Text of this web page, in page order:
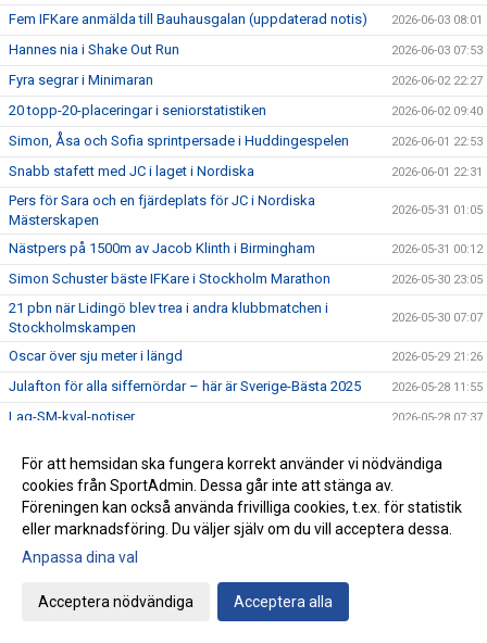
Fem IFKare anmälda till Bauhausgalan (uppdaterad notis) 2026-06-03 08:01
Hannes nia i Shake Out Run 2026-06-03 07:53
Fyra segrar i Minimaran 2026-06-02 22:27
20 topp-20-placeringar i seniorstatistiken 2026-06-02 09:40
Simon, Åsa och Sofia sprintpersade i Huddingespelen 2026-06-01 22:53
Snabb stafett med JC i laget i Nordiska 2026-06-01 22:31
Pers för Sara och en fjärdeplats för JC i Nordiska
Mästerskapen
2026-05-31 01:05
Nästpers på 1500m av Jacob Klinth i Birmingham 2026-05-31 00:12
Simon Schuster bäste IFKare i Stockholm Marathon 2026-05-30 23:05
21 pbn när Lidingö blev trea i andra klubbmatchen i
Stockholmskampen
2026-05-30 07:07
Oscar över sju meter i längd 2026-05-29 21:26
Julafton för alla siffernördar – här är Sverige-Bästa 2025 2026-05-28 11:55
Lag-SM-kval-notiser 2026-05-28 07:37
Sara gör landslagsdebut som 39-åring
Lag-SM-kvalet: Dubbla veteranrekord 2026-05-26 14:34
Malte vann Ljungby Mångkamp 2026-05-25 17:35
Sebbe bästa svensk och Grace bästa kvinna i Spåret
Dubbelt Lidingö i topp i Å-varvet
För att hemsidan ska fungera korrekt använder vi nödvändiga
cookies från SportAdmin. Dessa går inte att stänga av.
Föreningen kan också använda frivilliga cookies, t.ex. för statistik
eller marknadsföring. Du väljer själv om du vill acceptera dessa.
Anpassa dina val
Acceptera nödvändiga Acceptera alla